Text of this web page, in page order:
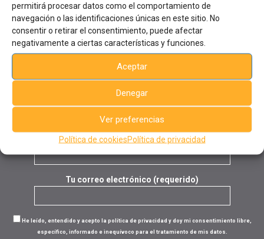
permitirá procesar datos como el comportamiento de
navegación o las identificaciones únicas en este sitio. No
consentir o retirar el consentimiento, puede afectar
negativamente a ciertas características y funciones.
Aceptar
Denegar
Ver preferencias
Política de cookiesPolítica de privacidad
Sedecentral
Avda. de la Industria 23
Tel: +34 96 555 44 75 - Ext. 206
formacion@aiju.es
Suscríbete al boletín semanal de cursos
Tu nombre (requerido)
Tu correo electrónico (requerido)
He leído, entendido y acepto la política de privacidad y doy mi consentimiento libre,
específico, informado e inequívoco para el tratamiento de mis datos.